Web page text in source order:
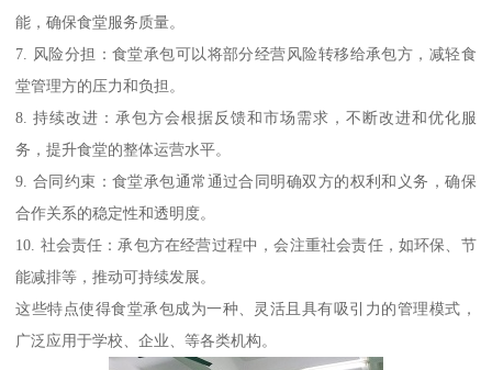
能，确保食堂服务质量。
7. 风险分担：食堂承包可以将部分经营风险转移给承包方，减轻食
堂管理方的压力和负担。
8. 持续改进：承包方会根据反馈和市场需求，不断改进和优化服
务，提升食堂的整体运营水平。
9. 合同约束：食堂承包通常通过合同明确双方的权利和义务，确保
合作关系的稳定性和透明度。
10. 社会责任：承包方在经营过程中，会注重社会责任，如环保、节
能减排等，推动可持续发展。
这些特点使得食堂承包成为一种、灵活且具有吸引力的管理模式，
广泛应用于学校、企业、等各类机构。